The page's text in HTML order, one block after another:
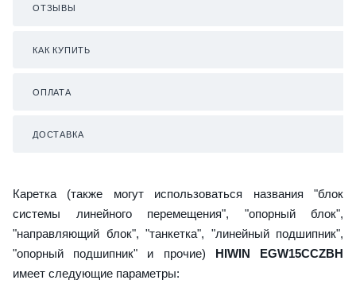
ОТЗЫВЫ
КАК КУПИТЬ
ОПЛАТА
ДОСТАВКА
Каретка (также могут использоваться названия "блок
системы линейного перемещения", "опорный блок",
"направляющий блок", "танкетка", "линейный подшипник",
"опорный подшипник" и прочие) HIWIN EGW15CCZBH
имеет следующие параметры: